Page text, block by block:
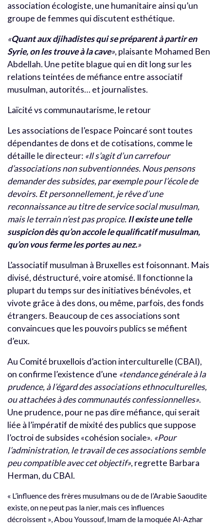
association écologiste, une humanitaire ainsi qu’un
groupe de femmes qui discutent esthétique.
«Quant aux djihadistes qui se préparent à partir en
Syrie, on les trouve à la cave», plaisante Mohamed Ben
Abdellah. Une petite blague qui en dit long sur les
relations teintées de méfiance entre associatif
musulman, autorités… et journalistes.
Laïcité vs communautarisme, le retour
Les associations de l’espace Poincaré sont toutes
dépendantes de dons et de cotisations, comme le
détaille le directeur: «Il s’agit d’un carrefour
d’associations non subventionnées. Nous pensons
demander des subsides, par exemple pour l’école de
devoirs. Et personnellement, je rêve d’une
reconnaissance au titre de service social musulman,
mais le terrain n’est pas propice.Il existe une telle
suspicion dès qu’on accole le qualificatif musulman,
qu’on vous ferme les portes au nez.»
L’associatif musulman à Bruxelles est foisonnant. Mais
divisé, déstructuré, voire atomisé. Il fonctionne la
plupart du temps sur des initiatives bénévoles, et
vivote grâce à des dons, ou même, parfois, des fonds
étrangers. Beaucoup de ces associations sont
convaincues que les pouvoirs publics se méfient
d’eux.
Au Comité bruxellois d’action interculturelle (CBAI),
on confirme l’existence d’une «tendance générale à la
prudence, à l’égard des associations ethnoculturelles,
ou attachées à des communautés confessionnelles».
Une prudence, pour ne pas dire méfiance, qui serait
liée à l’impératif de mixité des publics que suppose
l’octroi de subsides «cohésion sociale». «Pour
l’administration, le travail de ces associations semble
peu compatible avec cet objectif», regrette Barbara
Herman, du CBAI.
« L’influence des frères musulmans ou de de l’Arabie Saoudite
existe, on ne peut pas la nier, mais ces influences
décroissent », Abou Youssouf, Imam de la moquée Al-Azhar